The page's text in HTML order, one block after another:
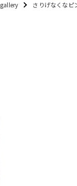
gallery さりげなくな